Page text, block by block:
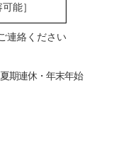
能］
連絡ください
期連休・年末年始